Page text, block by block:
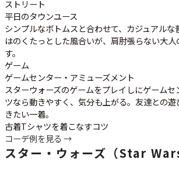
ストリート
平日のタウンユース
シンプルなボトムスと合わせて、カジュアルな
はのくたっとした風合いが、肩肘張らない大
す。
ゲーム
ゲームセンター・アミューズメント
スターウォーズのゲームをプレイしにゲーム
ツなら動きやすく、気分も上がる。友達との
きたい一着。
古着Tシャツを着こなすコツ
コーデ例を見る →
スター・ウォーズ（Star